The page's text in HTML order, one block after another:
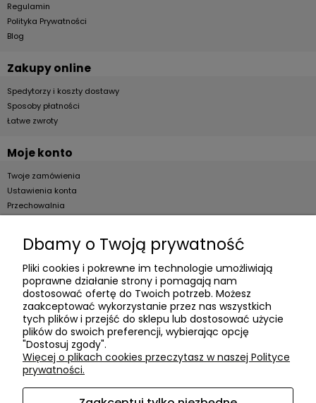
Regulamin
Polityka Prywatności
Blog
Zakupy online
Spedytorzy i koszty dostawy
Sposoby płatności
Łatwe zwroty
Moje konto
Twoje zamówienia
Ustawienia konta
Przechowalnia
Dla firm
O firmie
Informacje o firmie
Kontakt
dacter.pl
Dbamy o Twoją prywatność
Pliki cookies i pokrewne im technologie umożliwiają
poprawne działanie strony i pomagają nam
dostosować ofertę do Twoich potrzeb. Możesz
zaakceptować wykorzystanie przez nas wszystkich
tych plików i przejść do sklepu lub dostosować użycie
plików do swoich preferencji, wybierając opcję
"Dostosuj zgody".
Więcej o plikach cookies przeczytasz w naszej Polityce
prywatności.